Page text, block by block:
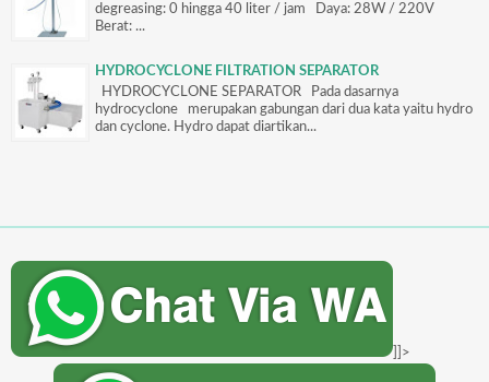
degreasing: 0 hingga 40 liter / jam Daya: 28W / 220V
Berat: ...
HYDROCYCLONE FILTRATION SEPARATOR
HYDROCYCLONE SEPARATOR Pada dasarnya
hydrocyclone merupakan gabungan dari dua kata yaitu hydro
dan cyclone. Hydro dapat diartikan...
]]>